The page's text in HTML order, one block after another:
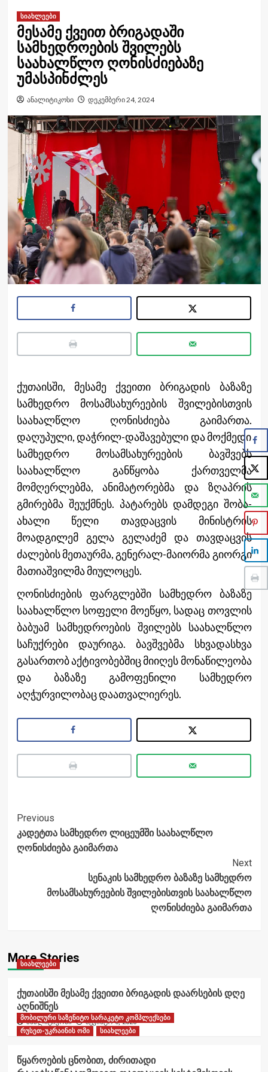
სიახლეები
მესამე ქვეით ბრიგადაში
სამხედროების შვილებს
საახალწლო ღონისძიებაზე
უმასპინძლეს
ანალიტიკოსი დეკემბერი 24, 2024
ქუთაისში, მესამე ქვეითი ბრიგადის ბაზაზე
სამხედრო მოსამსახურეების შვილებისთვის
საახალწლო ღონისძიება გაიმართა.
დაღუპული, დაჭრილ-დაშავებული და მოქმედი
სამხედრო მოსამსახურეების ბავშვებს
საახალწლო განწყობა ქართველმა
მომღერლებმა, ანიმატორებმა და ზღაპრის
გმირებმა შეუქმნეს. პატარებს დამდეგი შობა-
ახალი წელი თავდაცვის მინისტრის
მოადგილემ გელა გელაძემ და თავდაცვის
ძალების მეთაურმა, გენერალ-მაიორმა გიორგი
მათიაშვილმა მიულოცეს.
ღონისძიების ფარგლებში სამხედრო ბაზაზე
საახალწლო სოფელი მოეწყო, სადაც თოვლის
ბაბუამ სამხედროების შვილებს საახალწლო
საჩუქრები დაურიგა. ბავშვებმა სხვადასხვა
გასართობ აქტივობებშიც მიიღეს მონაწილეობა
და ბაზაზე გამოფენილი სამხედრო
აღჭურვილობაც დაათვალიერეს.
Post
Navigation
Previous
კადეტთა სამხედრო ლიცეუმში საახალწლო
ღონისძიება გაიმართა
Next
სენაკის სამხედრო ბაზაზე სამხედრო
მოსამსახურეების შვილებისთვის საახალწლო
ღონისძიება გაიმართა
More Stories
სიახლეები
ქუთაისში მესამე ქვეითი ბრიგადის დაარსების დღე
აღნიშნეს
ანალიტიკოსი აგვისტო 6, 2026
მობილური საზენიტო სარაკეტო კომპლექსები
რუსეთ-უკრაინის ომი
სიახლეები
წყაროების ცნობით, ძირითადი